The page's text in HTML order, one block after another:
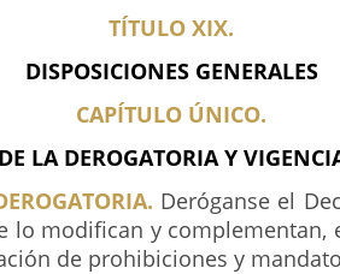
TÍTULO XIX.
DISPOSICIONES GENERALES
CAPÍTULO ÚNICO.
DE LA DEROGATORIA Y
Deróganse el
lo modifican y complementan,
de prohibiciones y